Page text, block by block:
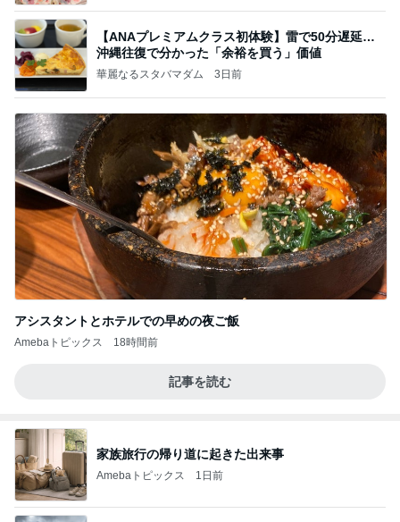
【ANAプレミアムクラス初体験】雷で50分遅延…
沖縄往復で分かった「余裕を買う」価値
華麗なるスタバマダム 3日前
アシスタントとホテルでの早めの夜ご飯
Amebaトピックス 18時間前
記事を読む
家族旅行の帰り道に起きた出来事
Amebaトピックス 1日前